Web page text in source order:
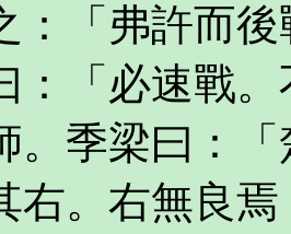
：「弗許而
：「必速戰
。季梁曰：
右。右無良